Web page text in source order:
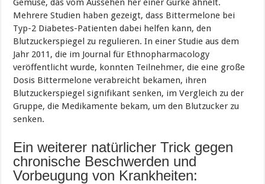
Gemüse, das vom Aussehen her einer Gurke ähnelt.
Mehrere Studien haben gezeigt, dass Bittermelone bei
Typ-2 Diabetes-Patienten dabei helfen kann, den
Blutzuckerspiegel zu regulieren. In einer Studie aus dem
Jahr 2011, die im Journal für Ethnopharmacology
veröffentlicht wurde, konnten Teilnehmer, die eine große
Dosis Bittermelone verabreicht bekamen, ihren
Blutzuckerspiegel signifikant senken, im Vergleich zu der
Gruppe, die Medikamente bekam, um den Blutzucker zu
senken.
Ein weiterer natürlicher Trick gegen
chronische Beschwerden und
Vorbeugung von Krankheiten: